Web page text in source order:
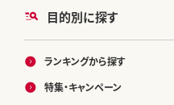
目的別に探す
ランキングから探す
特集・キャンペーン